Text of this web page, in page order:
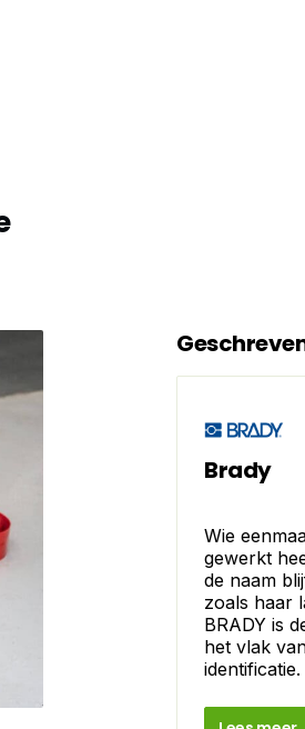
Brady
Wie
gewerkt
de naam
zoals haar
BRADY is
het vlak
identificatie.